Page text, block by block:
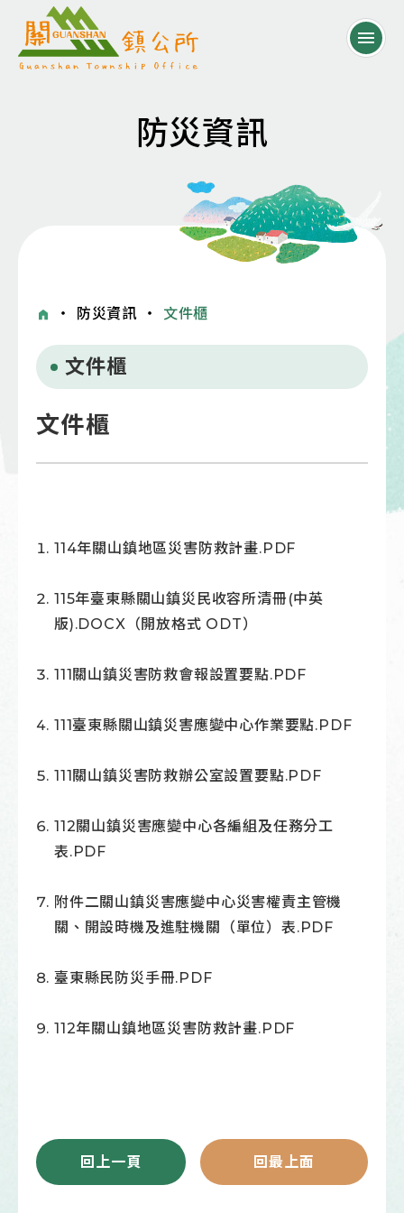
防災資訊
・ 防災資訊 ・ 文件櫃
文件櫃
文件櫃
114年關山鎮地區災害防救計畫.PDF
115年臺東縣關山鎮災民收容所清冊(中英
版).DOCX （ 開放格式 ODT）
111關山鎮災害防救會報設置要點.PDF
111臺東縣關山鎮災害應變中心作業要點.PDF
111關山鎮災害防救辦公室設置要點.PDF
112關山鎮災害應變中心各編組及任務分工
表.PDF
附件二關山鎮災害應變中心災害權責主管機
關、開設時機及進駐機關（單位）表.PDF
臺東縣民防災手冊.PDF
112年關山鎮地區災害防救計畫.PDF
回上一頁 回最上面